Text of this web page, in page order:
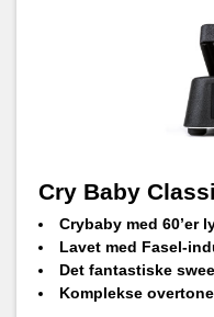
Cry Baby
Crybaby med 60’er
Lavet med Fasel-
Det fantastiske
Komplekse